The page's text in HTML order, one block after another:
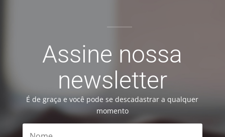
Assine nossa
newsletter
É de graça e você pode se descadastrar a qualquer
momento